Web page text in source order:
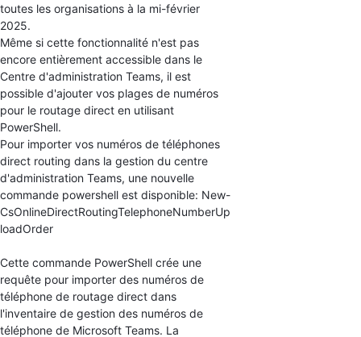
toutes les organisations à la mi-février
2025.
Même si cette fonctionnalité n'est pas
encore entièrement accessible dans le
Centre d'administration Teams, il est
possible d'ajouter vos plages de numéros
pour le routage direct en utilisant
PowerShell.
Pour importer vos numéros de téléphones
direct routing dans la gestion du centre
d'administration Teams, une nouvelle
commande powershell est disponible: New-
CsOnlineDirectRoutingTelephoneNumberUp
loadOrder
Cette commande PowerShell crée une
requête pour importer des numéros de
téléphone de routage direct dans
l'inventaire de gestion des numéros de
téléphone de Microsoft Teams. La